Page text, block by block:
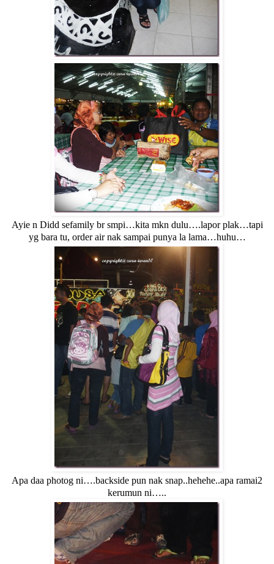
Ayie n Didd sefamily br smpi…kita mkn dulu….lapor plak…tapi
yg bara tu, order air nak sampai punya la lama…huhu…
Apa daa photog ni….backside pun nak snap..hehehe..apa ramai2
kerumun ni…..